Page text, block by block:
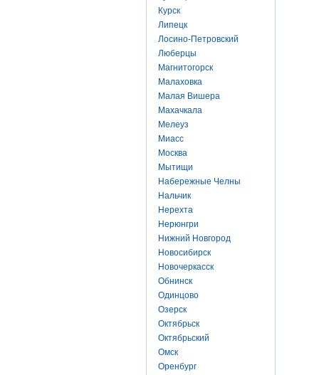
Курск
Липецк
Лосино-Петровский
Люберцы
Магнитогорск
Малаховка
Малая Вишера
Махачкала
Мелеуз
Миасс
Москва
Мытищи
Набережные Челны
Нальчик
Нерехта
Нерюнгри
Нижний Новгород
Новосибирск
Новочеркасск
Обнинск
Одинцово
Озерск
Октябрьск
Октябрьский
Омск
Оренбург